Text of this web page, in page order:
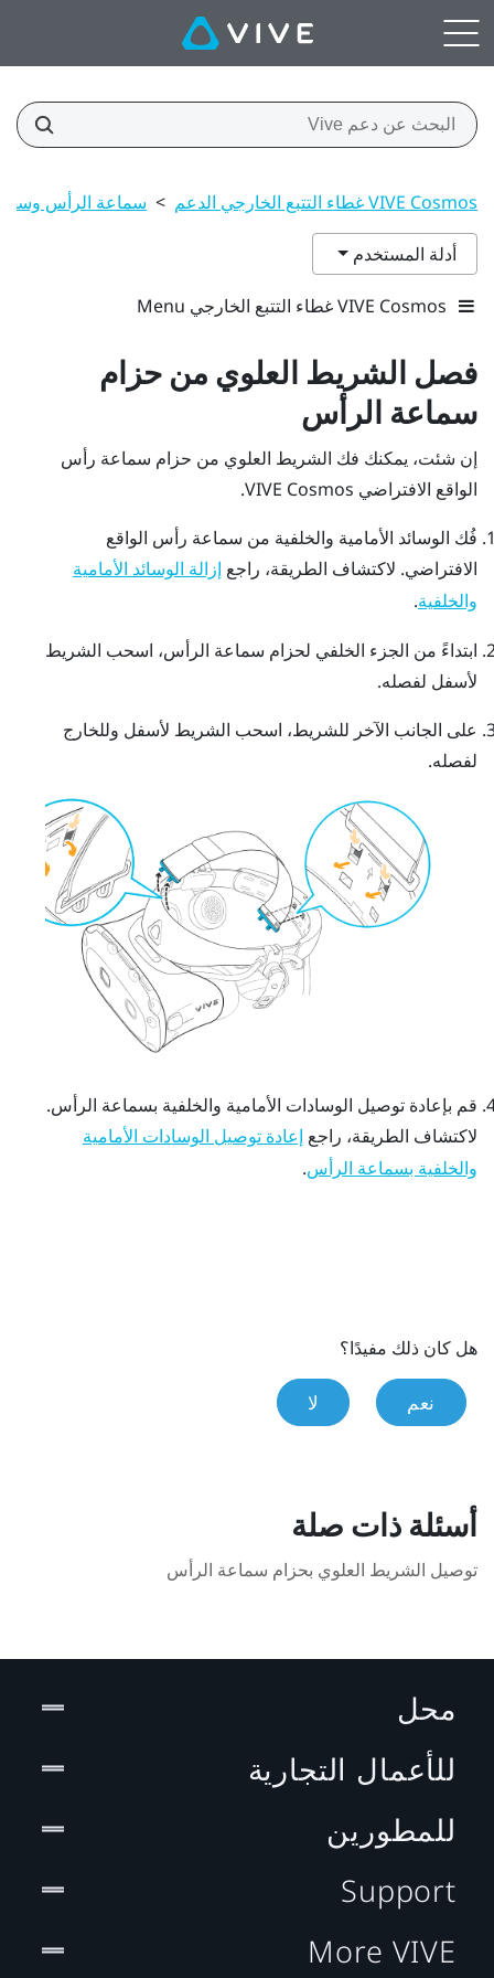
VIVE Cosmos غطاء التتبع الخارجي الدعم > سماعة الرأس
أدلة المستخدم
VIVE Cosmos غطاء التتبع الخارجي Menu
فصل الشريط العلوي من حزام
سماعة الرأس
إن شئت، يمكنك فك الشريط العلوي من حزام سماعة رأس
الواقع الافتراضي VIVE Cosmos
.
فُك الوسائد الأمامية والخلفية من سماعة رأس الواقع
الافتراضي. لاكتشاف الطريقة، راجع إزالة الوسائد الأمامية
والخلفية.
ابتداءً من الجزء الخلفي لحزام سماعة الرأس، اسحب الشريط
لأسفل لفصله.
على الجانب الآخر للشريط، اسحب الشريط لأسفل وللخارج
لفصله.
قم بإعادة توصيل الوسادات الأمامية والخلفية بسماعة الرأس.
لاكتشاف الطريقة، راجع
إعادة توصيل الوسادات الأمامية
والخلفية بسماعة الرأس.
هل كان ذلك مفيدًا؟
نعم لا
أسئلة ذات صلة
توصيل الشريط العلوي بحزام سماعة الرأس
محل
للأعمال التجارية
للمطورين
Support
More VIVE